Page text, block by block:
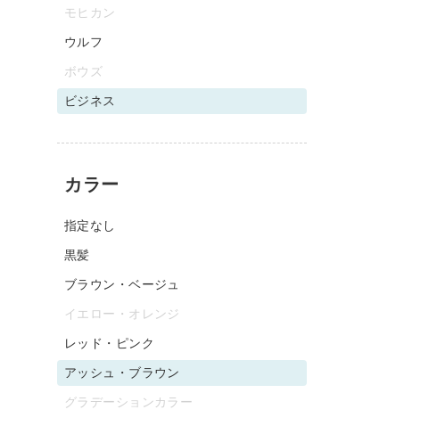
モヒカン
ウルフ
ボウズ
ビジネス
カラー
指定なし
黒髪
ブラウン・ベージュ
イエロー・オレンジ
レッド・ピンク
アッシュ・ブラウン
グラデーションカラー